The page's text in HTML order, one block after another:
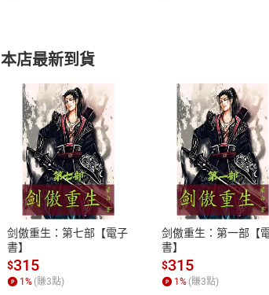
付款方式
ATM轉帳、信用卡、LINE PAY、AFTEE
本店最新到貨
剑傲重生：第七部【電子
書】
$315
1 % (賺3點)
剑傲重生：第一部【
書】
$315
1 % (賺3點)